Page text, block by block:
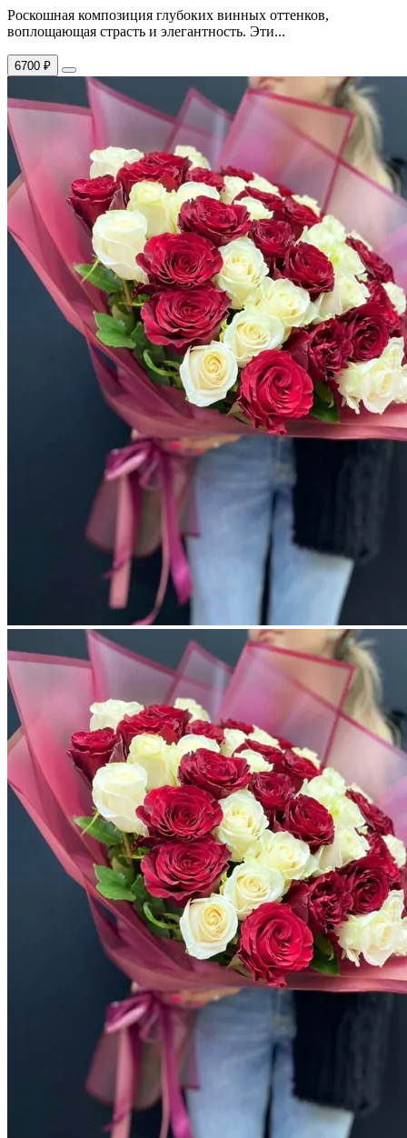
Роскошная композиция глубоких винных оттенков,
воплощающая страсть и элегантность. Эти...
6700 ₽